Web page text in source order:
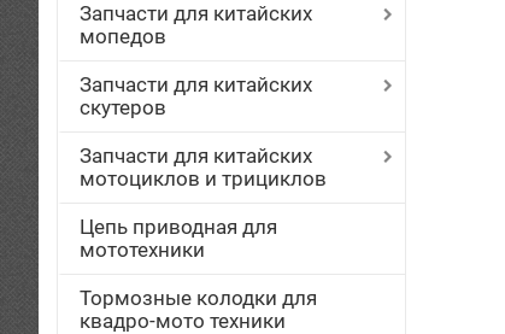
Запчасти для китайских
мопедов
Запчасти для китайских
скутеров
Запчасти для китайских
мотоциклов и трициклов
Цепь приводная для
мототехники
Тормозные колодки для
квадро-мото техники